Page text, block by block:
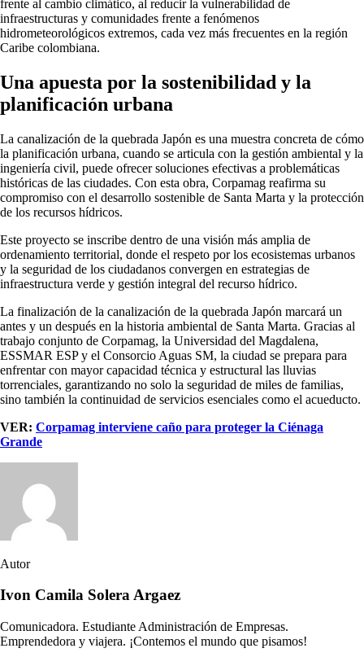
frente al cambio climático, al reducir la vulnerabilidad de
infraestructuras y comunidades frente a fenómenos
hidrometeorológicos extremos, cada vez más frecuentes en la región
Caribe colombiana.
Una apuesta por la sostenibilidad y la
planificación urbana
La canalización de la quebrada Japón es una muestra concreta de cómo
la planificación urbana, cuando se articula con la gestión ambiental y la
ingeniería civil, puede ofrecer soluciones efectivas a problemáticas
históricas de las ciudades. Con esta obra, Corpamag reafirma su
compromiso con el desarrollo sostenible de Santa Marta y la protección
de los recursos hídricos.
Este proyecto se inscribe dentro de una visión más amplia de
ordenamiento territorial, donde el respeto por los ecosistemas urbanos
y la seguridad de los ciudadanos convergen en estrategias de
infraestructura verde y gestión integral del recurso hídrico.
La finalización de la canalización de la quebrada Japón marcará un
antes y un después en la historia ambiental de Santa Marta. Gracias al
trabajo conjunto de Corpamag, la Universidad del Magdalena,
ESSMAR ESP y el Consorcio Aguas SM, la ciudad se prepara para
enfrentar con mayor capacidad técnica y estructural las lluvias
torrenciales, garantizando no solo la seguridad de miles de familias,
sino también la continuidad de servicios esenciales como el acueducto.
VER: Corpamag interviene caño para proteger la Ciénaga
Grande
Autor
Ivon Camila Solera Argaez
Comunicadora. Estudiante Administración de Empresas.
Emprendedora y viajera. ¡Contemos el mundo que pisamos!